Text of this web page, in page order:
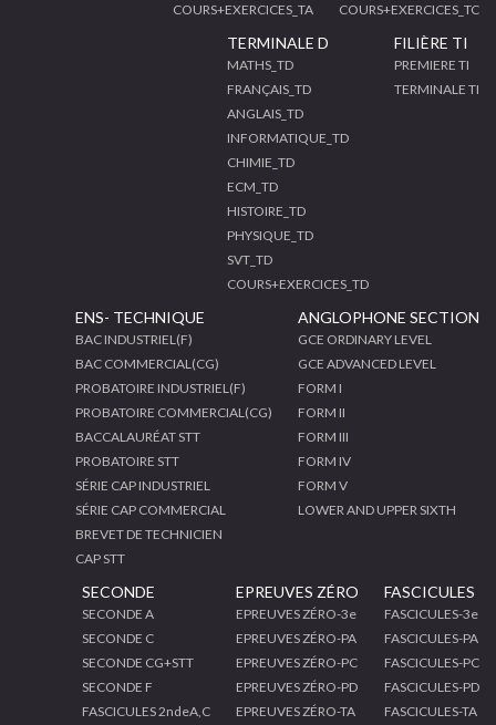
COURS+EXERCICES_TA
COURS+EXERCICES_TC
TERMINALE D
MATHS_TD
FRANÇAIS_TD
ANGLAIS_TD
INFORMATIQUE_TD
CHIMIE_TD
ECM_TD
HISTOIRE_TD
PHYSIQUE_TD
SVT_TD
COURS+EXERCICES_TD
FILIÈRE TI
PREMIERE TI
TERMINALE TI
ENS- TECHNIQUE
BAC INDUSTRIEL(F)
BAC COMMERCIAL(CG)
PROBATOIRE INDUSTRIEL(F)
PROBATOIRE COMMERCIAL(CG)
BACCALAURÉAT STT
PROBATOIRE STT
SÉRIE CAP INDUSTRIEL
SÉRIE CAP COMMERCIAL
BREVET DE TECHNICIEN
CAP STT
ANGLOPHONE SECTION
GCE ORDINARY LEVEL
GCE ADVANCED LEVEL
FORM I
FORM II
FORM III
FORM IV
FORM V
LOWER AND UPPER SIXTH
SECONDE
SECONDE A
SECONDE C
SECONDE CG+STT
SECONDE F
FASCICULES 2ndeA,C
EPREUVES ZÉRO
EPREUVES ZÉRO-3e
EPREUVES ZÉRO-PA
EPREUVES ZÉRO-PC
EPREUVES ZÉRO-PD
EPREUVES ZÉRO-TA
FASCICULES
FASCICULES-3e
FASCICULES-PA
FASCICULES-PC
FASCICULES-PD
FASCICULES-TA